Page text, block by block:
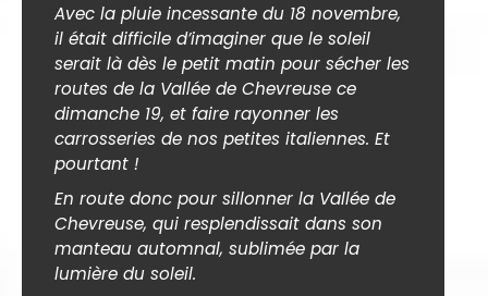
Avec la pluie incessante du 18 novembre,
il était difficile d’imaginer que le soleil
serait là dès le petit matin pour sécher les
routes de la Vallée de Chevreuse ce
dimanche 19, et faire rayonner les
carrosseries de nos petites italiennes. Et
pourtant !
En route donc pour sillonner la Vallée de
Chevreuse, qui resplendissait dans son
manteau automnal, sublimée par la
lumière du soleil.